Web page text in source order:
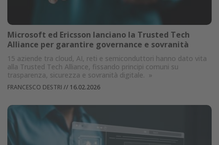
Microsoft ed Ericsson lanciano la Trusted Tech
Alliance per garantire governance e sovranità
15 aziende tra cloud, AI, reti e semiconduttori hanno dato vita
alla Trusted Tech Alliance, fissando principi comuni su
trasparenza, sicurezza e sovranità digitale. »
FRANCESCO DESTRI // 16.02.2026